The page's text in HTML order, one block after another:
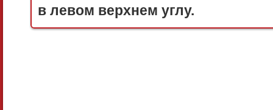
в левом верхнем углу.